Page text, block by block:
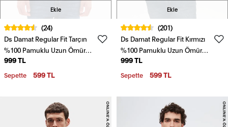
Ekle
(24)
Ds Damat Regular Fit Tarçın
%100 Pamuklu Uzun Ömürlü
Kıvrılmaz Polo Yaka Nakışlı T-
Shirt
999 TL
Sepette 599 TL
Ekle
(201)
Ds Damat Regular Fit Kırmızı
%100 Pamuklu Uzun Ömürlü
Kıvrılmaz Polo Yaka Nakışlı T-
Shirt
999 TL
Sepette 599 TL